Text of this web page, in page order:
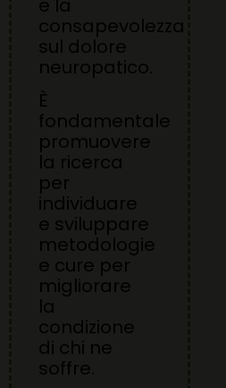
e la
consapevolezza
sul dolore
neuropatico.
È
fondamentale
promuovere
la ricerca
per
individuare
e sviluppare
metodologie
e cure per
migliorare
la
condizione
di chi ne
soffre.